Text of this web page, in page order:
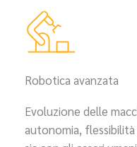
Robotica avanzata
Evoluzione delle
autonomia,